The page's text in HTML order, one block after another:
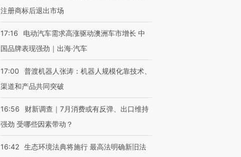
注册商标后退出市场
17:16
电动汽车需求高涨驱动澳洲车市增长 中
国品牌表现强劲｜出海·汽车
17:00
普渡机器人张涛：机器人规模化靠技术、
渠道和产品共同突破
16:56
财新调查｜7月消费或有反弹、出口维持
强劲 受哪些因素带动？
16:42 生态环境法典将施行 最高法明确新旧法